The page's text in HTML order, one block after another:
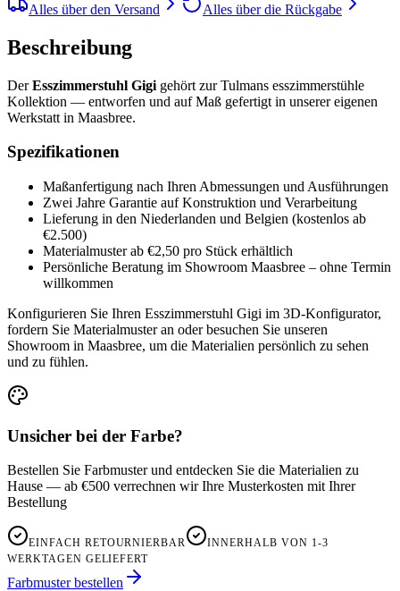
Alles über den Versand Alles über die Rückgabe
Beschreibung
DerEsszimmerstuhl Gigi gehört zur Tulmans esszimmerstühle
Kollektion — entworfen und auf Maß gefertigt in unserer eigenen
Werkstatt in Maasbree.
Spezifikationen
Maßanfertigung nach Ihren Abmessungen und Ausführungen
Zwei Jahre Garantie auf Konstruktion und Verarbeitung
Lieferung in den Niederlanden und Belgien (kostenlos ab
€2.500)
Materialmuster ab €2,50 pro Stück erhältlich
Persönliche Beratung im Showroom Maasbree – ohne Termin
willkommen
Konfigurieren Sie Ihren Esszimmerstuhl Gigi im 3D-Konfigurator,
fordern Sie Materialmuster an oder besuchen Sie unseren
Showroom in Maasbree, um die Materialien persönlich zu sehen
und zu fühlen.
Unsicher bei der Farbe?
Bestellen Sie Farbmuster und entdecken Sie die Materialien zu
Hause — ab €500 verrechnen wir Ihre Musterkosten mit Ihrer
Bestellung
EINFACH RETOURNIERBAR
INNERHALB VON 1-3
WERKTAGEN GELIEFERT
Farbmuster bestellen